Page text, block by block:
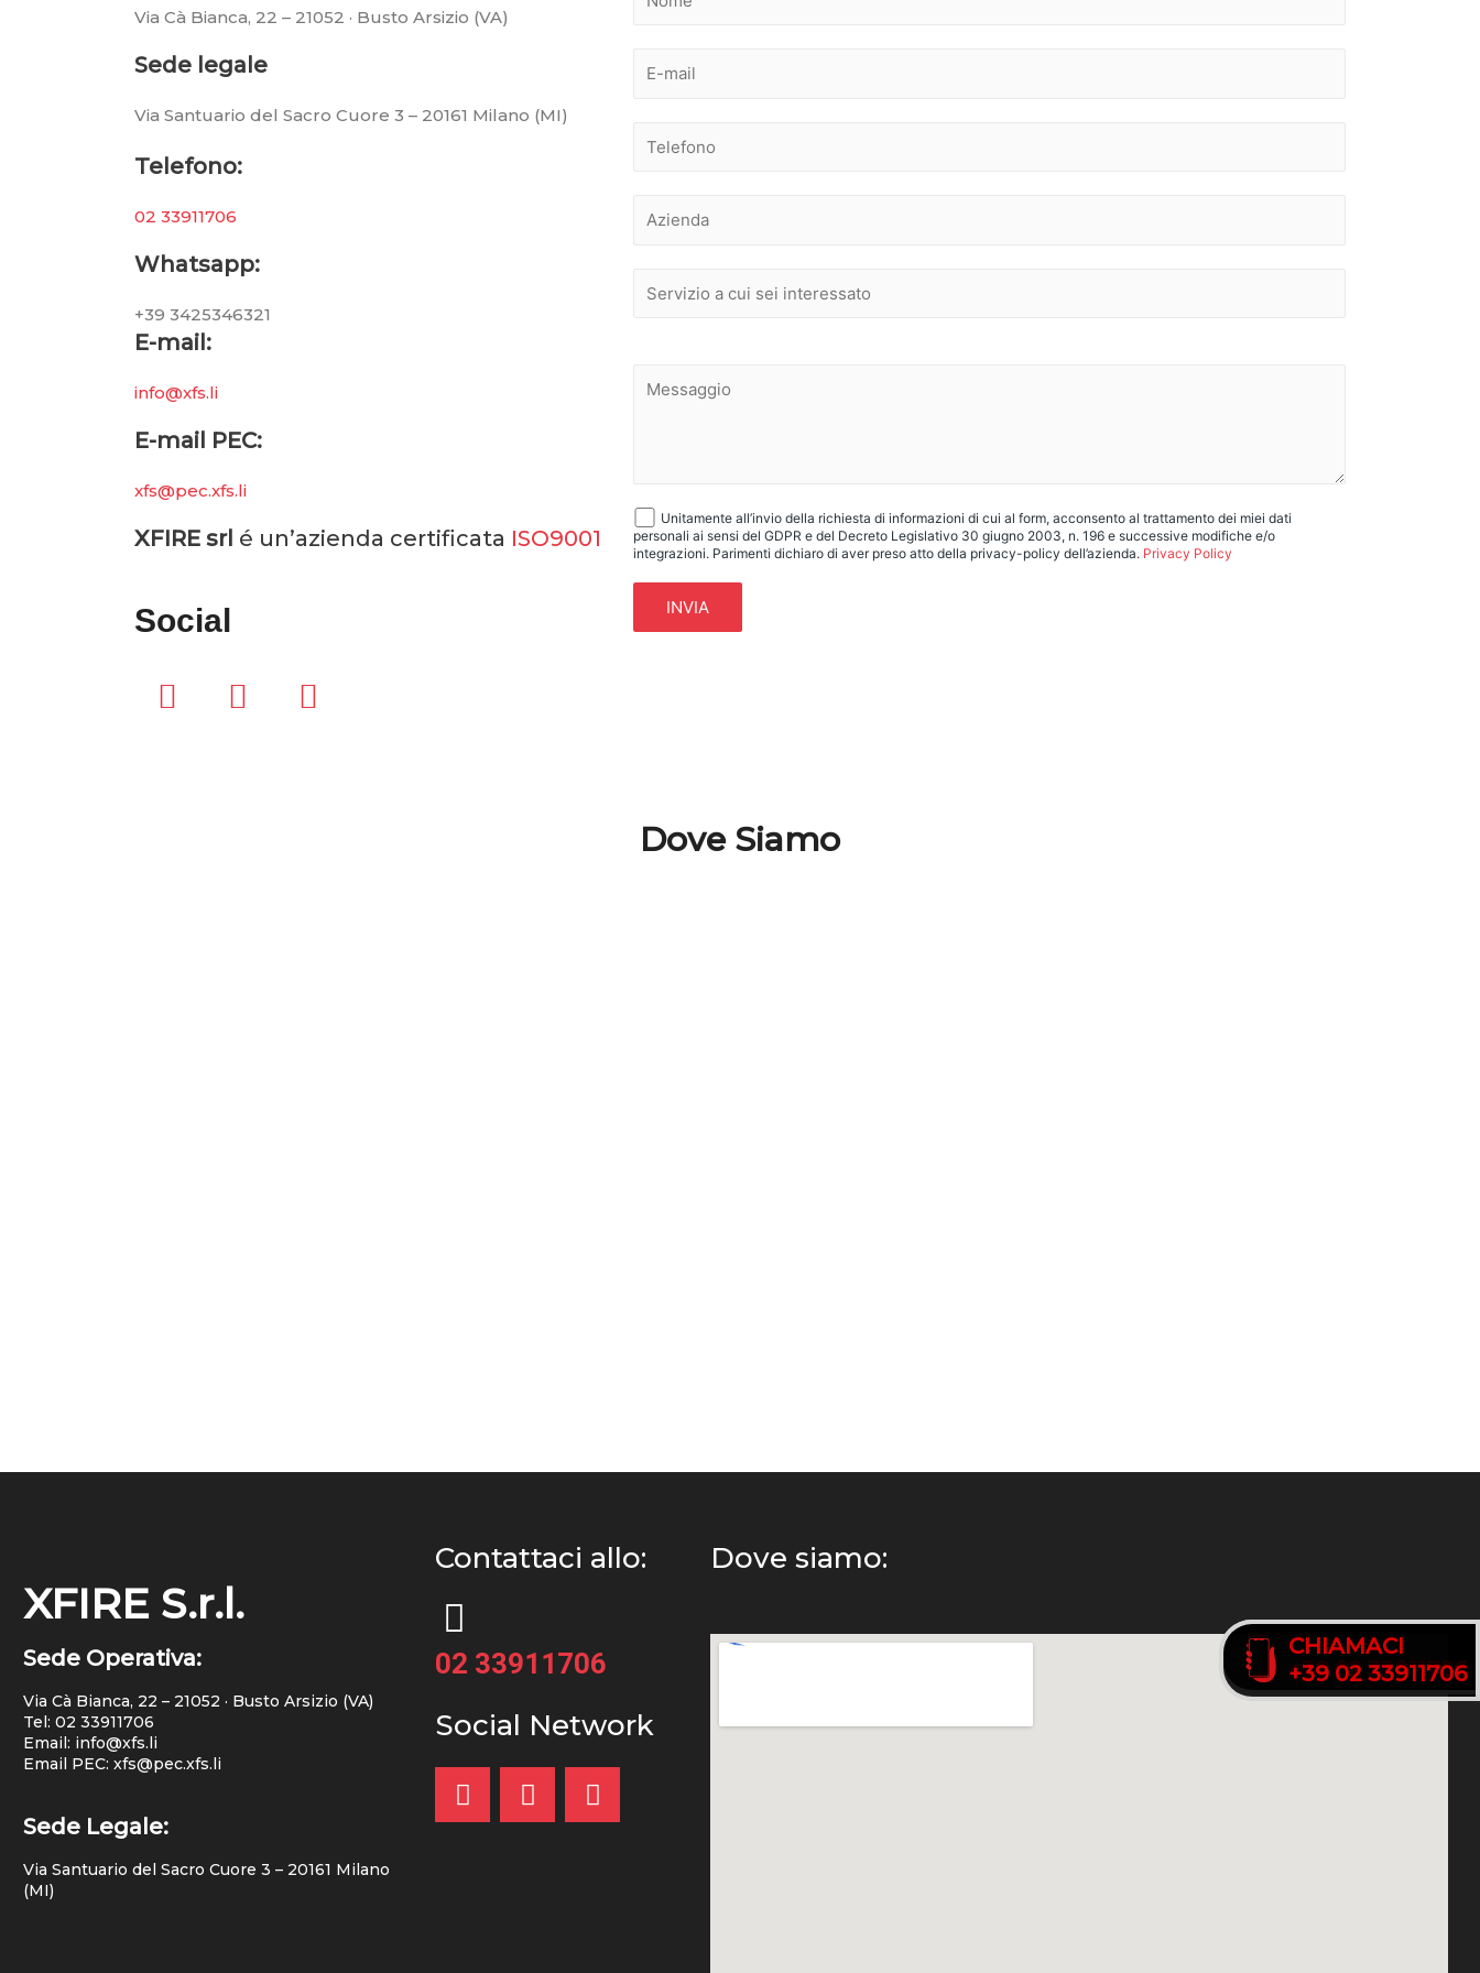
Via Cà Bianca, 22 – 21052 · Busto Arsizio (VA)
Sede legale
Via Santuario del Sacro Cuore 3 – 20161 Milano (MI)
Telefono:
02 33911706
Whatsapp:
+39 3425346321
E-mail:
info@xfs.li
E-mail PEC:
xfs@pec.xfs.li
XFIRE srl é un’azienda certificata ISO9001
Social
Unitamente all’invio della richiesta di informazioni di cui al form, acconsento al trattamento dei miei dati
personali ai sensi del GDPR e del Decreto Legislativo 30 giugno 2003, n. 196 e successive modifiche e/o
integrazioni. Parimenti dichiaro di aver preso atto della privacy-policy dell’azienda. Privacy Policy
Dove Siamo
XFIRE S.r.l.
Sede Operativa:
Via Cà Bianca, 22 – 21052 · Busto Arsizio (VA)
Tel: 02 33911706
Email: info@xfs.li
Email PEC: xfs@pec.xfs.li
Sede Legale:
Via Santuario del Sacro Cuore 3 – 20161 Milano
(MI)
Contattaci allo:
02 33911706
Social Network
CHIAMACI
+39 02 33911706
Dove siamo:
CHIAMACI
+39 02 33911706